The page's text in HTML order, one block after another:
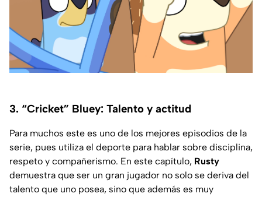
3. “Cricket” Bluey: Talento y actitud
Para muchos este es uno de los mejores episodios de la
serie, pues utiliza el deporte para hablar sobre disciplina,
respeto y compañerismo. En este capítulo, Rusty
demuestra que ser un gran jugador no solo se deriva del
talento que uno posea, sino que además es muy